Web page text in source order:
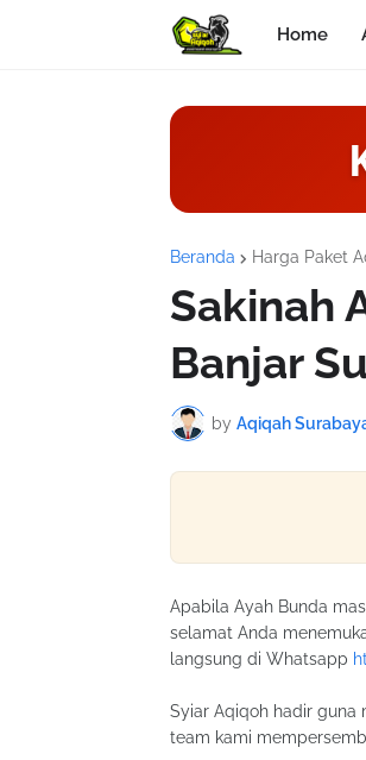
Home
Beranda Harga Paket
Sakinah
Banjar
by Aqiqah
Apabila Ayah Bunda
selamat Anda
langsung di Whatsapp
Syiar Aqiqoh hadir guna
team kami